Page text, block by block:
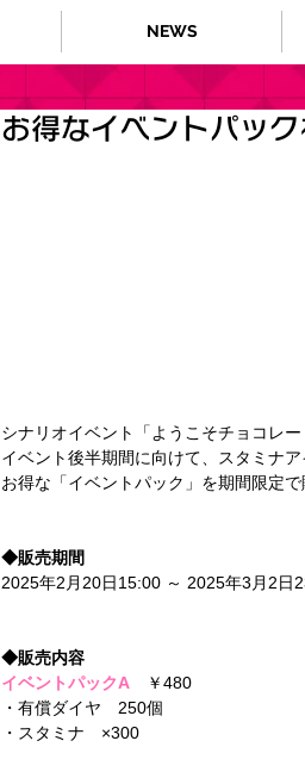
NEWS
お得なイベントパック
シナリオイベント「ようこそチョコレ
イベント後半期間に向けて、スタミナ
お得な「イベントパック」を期間限定で
◆販売期間
2025年2月20日15:00 ～ 2025年3月2日
◆販売内容
イベントパックA ￥480
・有償ダイヤ　250個
・スタミナ　×300